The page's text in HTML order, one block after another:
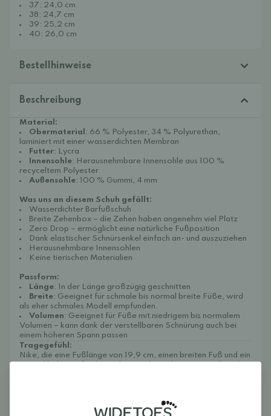
37: 24,0 cm
38: 24,7 cm
39: 25,2 cm
40: 26,0 cm
Bestellhinweise
Beschreibung
Material:
Obermaterial : 66 % Polyester, 34 % Polyurethan,
laminiert mit einer wasserdichten Membran
Futter: Lycra
Innensohle: Herausnehmbare Innensohle aus 100 %
recyceltem Polyester
Außensohle: 100 % Gummi, 4 mm
Was uns an diesem Schuh gefällt:
Wasserdichter Barfußschuh
Breite Zehenbox – die Zehen haben angenehm viel Platz
Zero Drop – ermöglicht eine natürliche Fußposition
Dank elastischer Schnürsenkel einfach an- und auszuziehen
Herausnehmbare Innensohlen
Keine tierischen Materialien
Passform:
Länge: In der Länge großzügig geschnitten
Breite: Geeignet für schmale bis normal breite Füße, wird
als eher schmales Modell empfunden.
Volumen: Geeignet für Füße mit niedrigem bis normalem
Volumen – kann dank der verstellbaren Schnürung auch bei
einem höheren Spann passen
Tragegefühl:
Nike, die eine Fußlänge von 19,9 cm, einen breiten Fuß und ein
kann. Sobald der Schuh jedoch am Fuß saß, empfand sie ihn
als sehr bequem. Er bot viel Platz im Vorfuß- und